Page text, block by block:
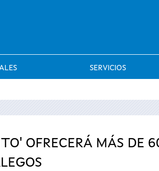
SERVICIOS
OFRECERÁ MÁS DE